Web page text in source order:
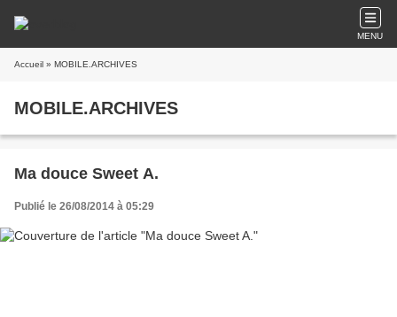
MENU
Accueil » MOBILE.ARCHIVES
MOBILE.ARCHIVES
Ma douce Sweet A.
Publié le 26/08/2014 à 05:29